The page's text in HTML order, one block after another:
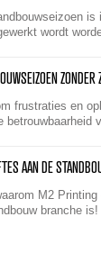
wordt
ZONDER
frustraties en
betrouwbaarheid
AAN DE
M2
branche is!